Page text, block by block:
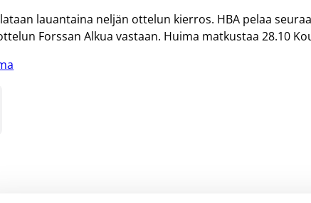
lauantaina neljän ottelun kierros. HBA pelaa
Forssan Alkua vastaan. Huima matkustaa 28.10